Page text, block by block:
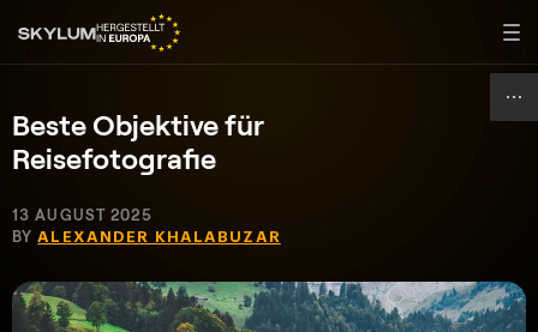
Beste Objektive für
Reisefotografie
13 AUGUST 2025
BYALEXANDER KHALABUZAR